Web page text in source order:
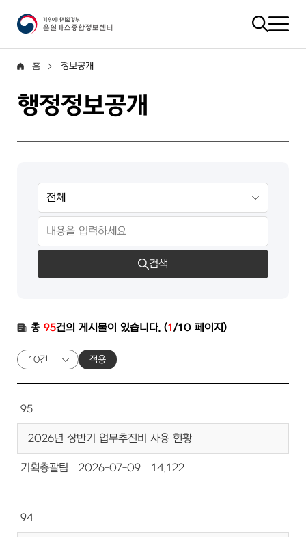
홈 정보공개
행정정보공개
검색
총 95건의 게시물이 있습니다. (1/10 페이지)
적용
95
2026년 상반기 업무추진비 사용 현황
기획총괄팀 2026-07-09 14,122
94